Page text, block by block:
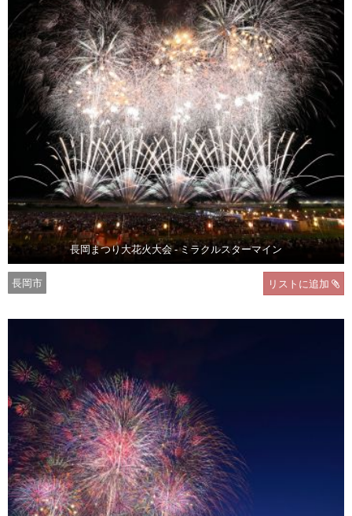
長岡まつり大花火大会 - ミラクルスターマイン
長岡市 リストに追加